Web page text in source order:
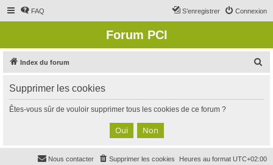
FAQ Connexion
S’enregistrer
Forum PCI
Index du forum
c
Supprimer les cookies
Êtes-vous sûr de vouloir supprimer tous les cookies de ce forum ?
Heures au format UTC+02:00
Supprimer les cookies
Nous contacter